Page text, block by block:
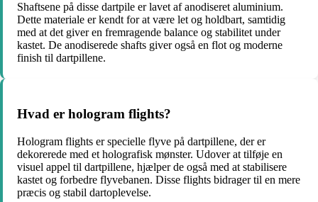
Shaftsene på disse dartpile er lavet af anodiseret aluminium.
Dette materiale er kendt for at være let og holdbart, samtidig
med at det giver en fremragende balance og stabilitet under
kastet. De anodiserede shafts giver også en flot og moderne
finish til dartpillene.
Hvad er hologram flights?
Hologram flights er specielle flyve på dartpillene, der er
dekorerede med et holografisk mønster. Udover at tilføje en
visuel appel til dartpillene, hjælper de også med at stabilisere
kastet og forbedre flyvebanen. Disse flights bidrager til en mere
præcis og stabil dartoplevelse.